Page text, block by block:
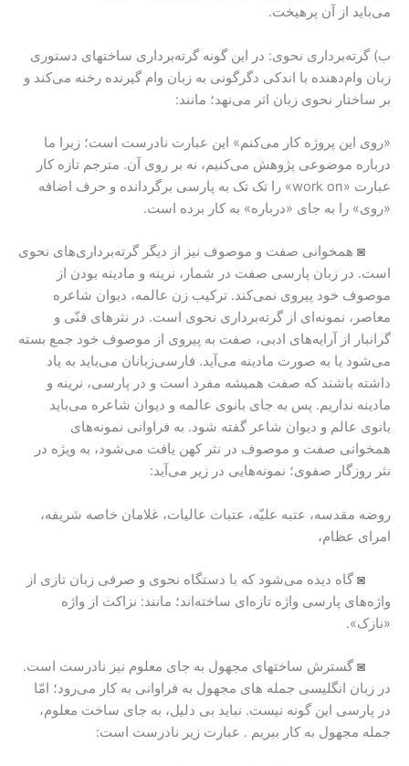
می‌باید از آن پرهیخت.
ب) گرته‌برداری نحوی: در این گونه گرته‌برداری ساختهای دستوری
زبان وام‌دهنده با اندکی دگرگونی به زبان وام گیرنده رخنه می‌کند و
بر ساختار نحوی زبان اثر می‌نهد؛ مانند:
«روی این پروژه کار می‌کنم» این عبارت نادرست است؛ زیرا ما
درباره موضوعی پژوهش می‌کنیم، نه بر روی آن. مترجم تازه کار
عبارت «work on» را تک تک به پارسی برگردانده و حرف اضافه
«روی» را به جای «درباره» به کار برده است.
◙ همخوانی صفت و موصوف نیز از دیگر گرته‌برداری‌های نحوی
است. در زبان پارسی صفت در شمار، نرینه و مادینه بودن از
موصوف خود پیروی نمی‌کند. ترکیب زن عالمه، دیوان شاعره
معاصر، نمونه‌ای از گرته‌برداری نحوی است. در نثرهای فنّی و
گرانبار از آرایه‌های ادبی، صفت به پیروی از موصوف خود جمع بسته
می‌شود یا به صورت مادینه می‌آید. فارسی‌زبانان می‌باید به یاد
داشته باشند که صفت همیشه مفرد است و در پارسی، نرینه و
مادینه نداریم. پس به جای بانوی عالمه و دیوان شاعره می‌باید
بانوی عالم و دیوان شاعر گفته شود. به فراوانی نمونه‌های
همخوانی صفت و موصوف در نثر کهن یافت می‌شود، به ویژه در
نثر روزگار صفوی؛ نمونه‌هایی در زیر می‌آید:
روضه مقدسه، عتبه علیّه، عتبات عالیات، غلامان خاصه شریفه،
امرای عظام،
◙ گاه دیده می‌شود که با دستگاه نحوی و صرفی زبان تازی از
واژه‌های پارسی واژه تازه‌ای ساخته‌اند؛ مانند: نزاکت از واژه
«نازک».
◙ گسترش ساختهای مجهول به جای معلوم نیز نادرست است.
در زبان انگلیسی جمله های مجهول به فراوانی به کار می‌رود؛ امّا
در پارسی این گونه نیست. نباید بی دلیل، به جای ساخت معلوم،
جمله مجهول به کار ببریم . عبارت زیر نادرست است: